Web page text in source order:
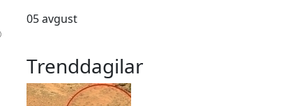
05 avgust
Trenddagilar